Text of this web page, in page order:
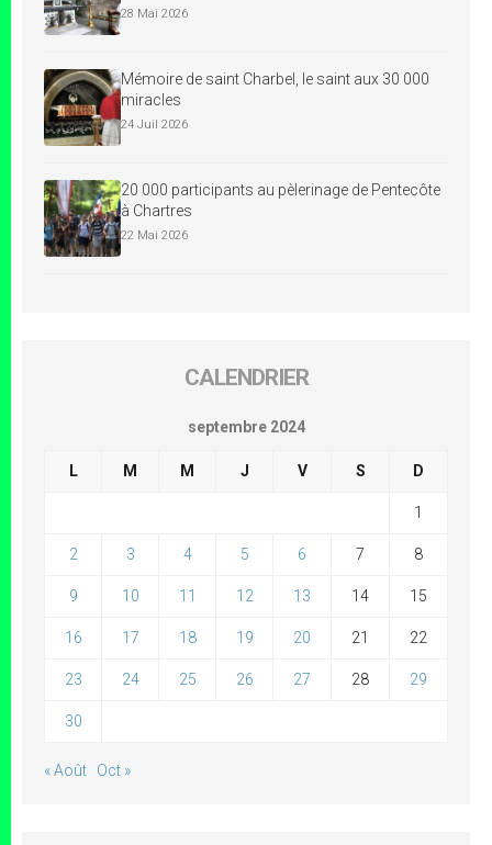
28 Mai 2026
Mémoire de saint Charbel, le saint aux 30 000
miracles
24 Juil 2026
20 000 participants au pèlerinage de Pentecôte
à Chartres
22 Mai 2026
CALENDRIER
septembre 2024
L M M J V S D
1
2 3 4 5 6 7 8
9 10 11 12 13 14 15
16 17 18 19 20 21 22
23 24 25 26 27 28 29
30
« Août Oct »